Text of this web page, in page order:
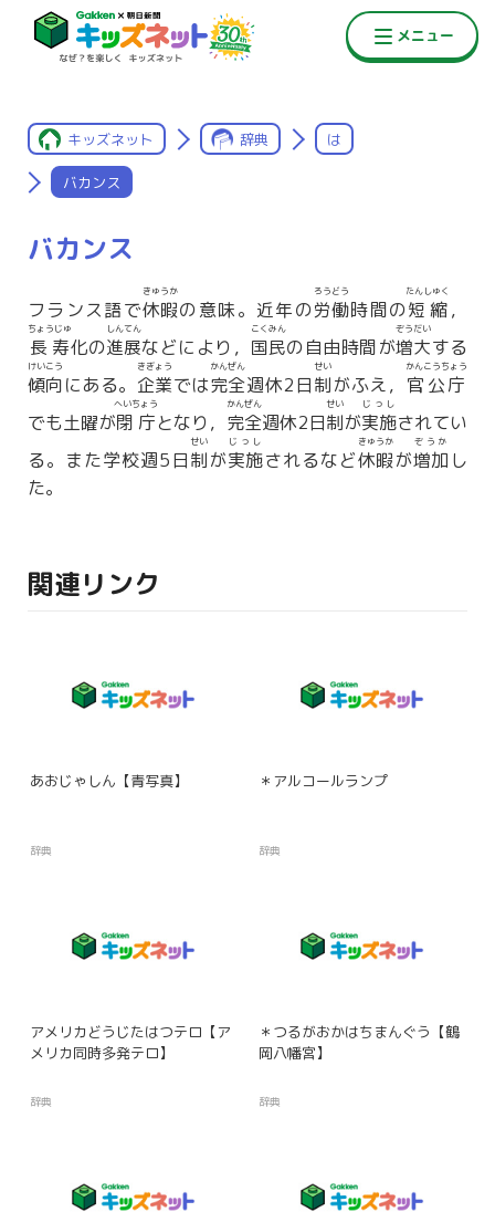
キッズネット 辞典 は
バカンス
バカンス
フランス語で休暇
きゅうか
の意味。近年の労働
ろうどう
時間の短縮
たんしゅく
，
長寿
ちょうじゅ
化の進展
しんてん
などにより， 国民
こくみん
の自由時間が増大
ぞうだい
する
傾向
けいこう
にある。 企業
きぎょう
では完全
かんぜん
週休2日制
せい
がふえ， 官公庁
かんこうちょう
でも土曜が閉庁
へいちょう
となり， 完全
かんぜん
週休2日制
せい
が実施
じっし
されてい
る。また学校週5日制
せい
が実施
じっし
されるなど休暇
きゅうか
が増加
ぞうか
し
た。
関連リンク
あおじゃしん【青写真】
辞典
＊アルコールランプ
辞典
アメリカどうじたはつテロ【ア
メリカ同時多発テロ】
辞典
＊つるがおかはちまんぐう【鶴
岡八幡宮】
辞典